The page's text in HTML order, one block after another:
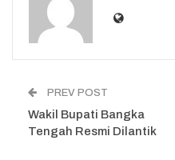
PREV POST
Wakil Bupati Bangka
Tengah Resmi Dilantik